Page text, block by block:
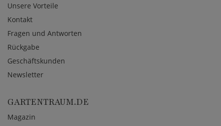
Unsere Vorteile
Kontakt
Fragen und Antworten
Rückgabe
Geschäftskunden
Newsletter
GARTENTRAUM.DE
Magazin